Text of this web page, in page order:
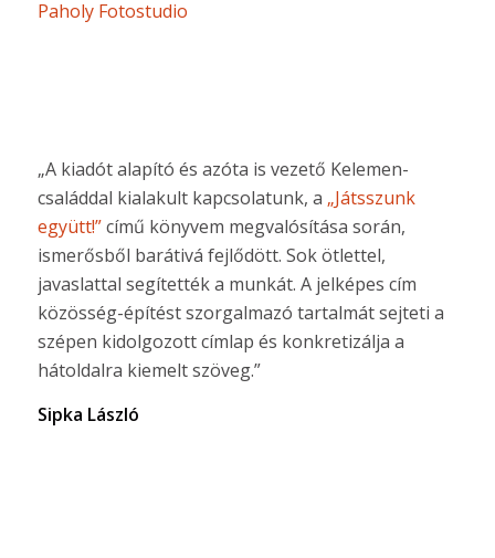
Paholy Fotostudio
„A kiadót alapító és azóta is vezető Kelemen-
családdal kialakult kapcsolatunk, a „Játsszunk
együtt!”című könyvem megvalósítása során,
ismerősből barátivá fejlődött. Sok ötlettel,
javaslattal segítették a munkát. A jelképes cím
közösség-építést szorgalmazó tartalmát sejteti a
szépen kidolgozott címlap és konkretizálja a
hátoldalra kiemelt szöveg.”
Sipka László